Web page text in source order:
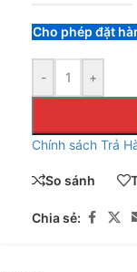
Cho phép đặt
- +
Chính sách Trả
So sánh
Chia sẻ: